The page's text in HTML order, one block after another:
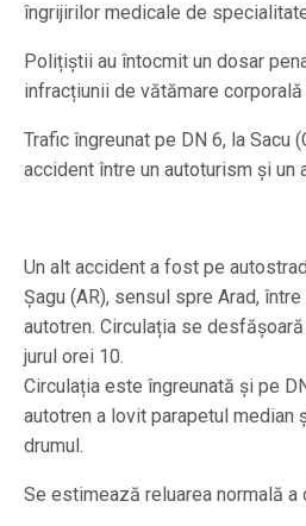
îngrijirilor medicale de
Polițiștii au întocmit un dosar
infracțiunii de vătămare corporală
Trafic îngreunat pe DN 6, la Sacu
accident între un autoturism și un
Un alt accident a fost pe
Șagu (AR), sensul spre Arad,
autotren. Circulația se
jurul orei 10.
Circulația este îngreunată și pe
autotren a lovit parapetul median
drumul.
Se estimează reluarea normală a